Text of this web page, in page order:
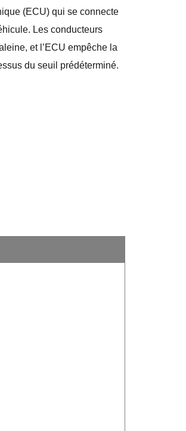
(ECU) qui se connecte
Les conducteurs
et l’ECU empêche la
du seuil prédéterminé.